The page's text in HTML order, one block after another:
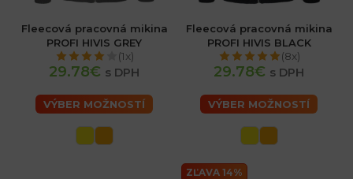
Fleecová pracovná mikina
PROFI HIVIS GREY
(1x)
29.78€ s DPH
VÝBER MOŽNOSTÍ
Fleecová pracovná mikina
PROFI HIVIS BLACK
(8x)
29.78€ s DPH
VÝBER MOŽNOSTÍ
ZĽAVA 14%